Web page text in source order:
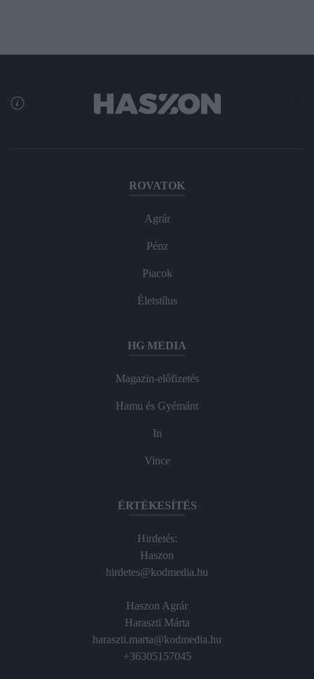
ROVATOK
Agrár
Pénz
Piacok
Életstílus
HG MEDIA
Magazin-előfizetés
Hamu és Gyémánt
In
Vince
ÉRTÉKESÍTÉS
Hirdetés:
Haszon
hirdetes@kodmedia.hu
Haszon Agrár
Haraszti Márta
haraszti.marta@kodmedia.hu
+36305157045